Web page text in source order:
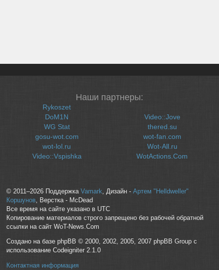
Наши партнеры:
Rykoszet
DoM1N
WG Stat
gosu-wot.com
wot-lol.ru
Video::Vspishka
Video::Jove
thered.su
wot-fan.com
Wot-All.ru
WotActions.Com
© 2011–2026 Поддержка Vamark, Дизайн - Артем "Helldweller"
Коршунов, Верстка - McDead
Все время на сайте указано в UTC
Копирование материалов строго запрещено без рабочей обратной
ссылки на сайт WoT-News.Com
Создано на базе phpBB © 2000, 2002, 2005, 2007 phpBB Group с
использование Codeigniter 2.1.0
Контактная информация